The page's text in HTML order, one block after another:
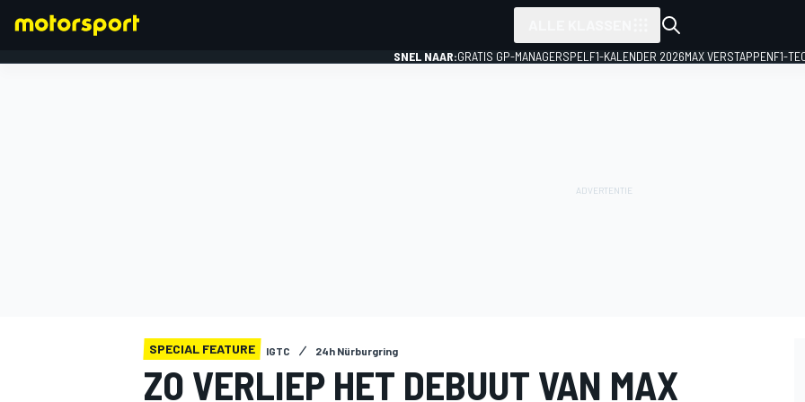
SNEL NAAR:GRATIS GP-MANAGERSPEL F1-KALENDER 2026MAX VERSTAPPENF1-
SPECIAL FEATURE IGTC 24h Nürburgring
ZO VERLIEP HET DEBUUT VAN MAX